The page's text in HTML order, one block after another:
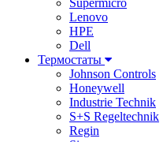
Supermicro
Lenovo
HPE
Dell
Термостаты
Johnson Controls
Honeywell
Industrie Technik
S+S Regeltechnik
Regin